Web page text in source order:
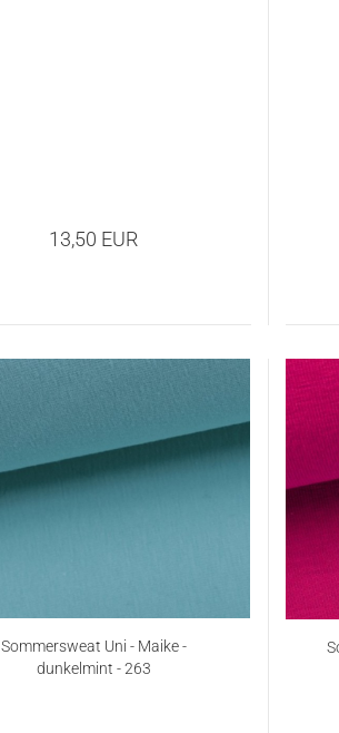
13,50 EUR
Sommersweat Uni - Maike -
dunkelmint - 263